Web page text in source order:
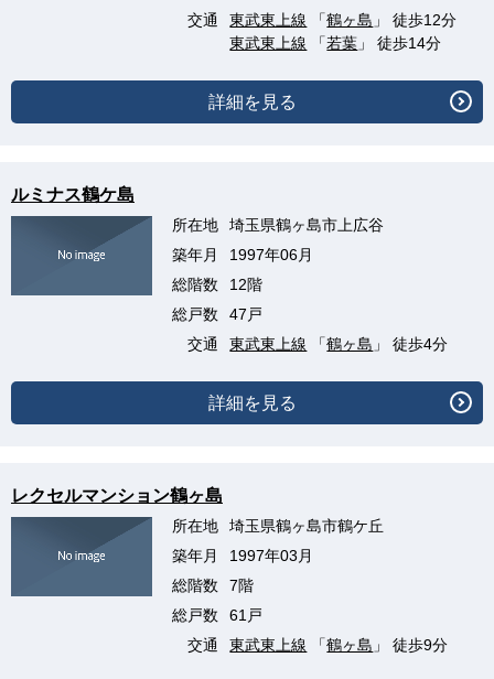
交通
東武東上線 「鶴ヶ島 」 徒歩12分
東武東上線 「若葉 」 徒歩14分
詳細を見る
ルミナス鶴ケ島
所在地
埼玉県鶴ヶ島市上広谷
築年月
1997年06月
総階数
12階
総戸数
47戸
交通
東武東上線 「鶴ヶ島 」 徒歩4分
詳細を見る
レクセルマンション鶴ヶ島
所在地
埼玉県鶴ヶ島市鶴ケ丘
築年月
1997年03月
総階数
7階
総戸数
61戸
交通
東武東上線 「鶴ヶ島 」 徒歩9分